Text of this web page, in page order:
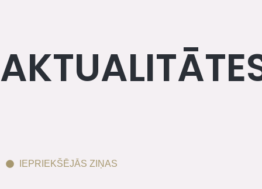
IEPRIEKŠĒJĀS ZIŅAS